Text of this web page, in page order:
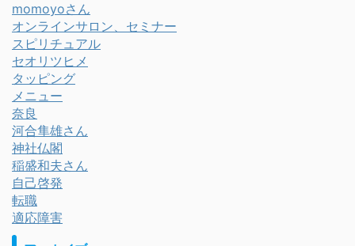
momoyoさん
オンラインサロン、セミナー
スピリチュアル
セオリツヒメ
タッピング
メニュー
奈良
河合隼雄さん
神社仏閣
稲盛和夫さん
自己啓発
転職
適応障害